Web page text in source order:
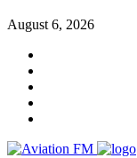
August 6, 2026